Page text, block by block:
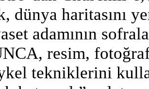
dünya haritasını
adamının
resim,
tekniklerini